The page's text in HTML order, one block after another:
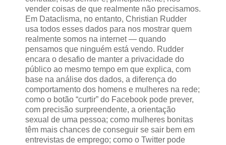
vender coisas de que realmente não precisamos.
Em Dataclisma, no entanto, Christian Rudder
usa todos esses dados para nos mostrar quem
realmente somos na internet — quando
pensamos que ninguém está vendo. Rudder
encara o desafio de manter a privacidade do
público ao mesmo tempo em que explica, com
base na análise dos dados, a diferença do
comportamento dos homens e mulheres na rede;
como o botão “curtir” do Facebook pode prever,
com precisão surpreendente, a orientação
sexual de uma pessoa; como mulheres bonitas
têm mais chances de conseguir se sair bem em
entrevistas de emprego; como o Twitter pode